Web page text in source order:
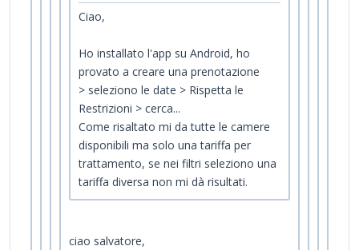
Ciao,
Ho installato l'app su Android, ho
provato a creare una prenotazione
> seleziono le date > Rispetta le
Restrizioni > cerca...
Come risaltato mi da tutte le camere
disponibili ma solo una tariffa per
trattamento, se nei filtri seleziono una
tariffa diversa non mi dà risultati.
ciao salvatore,